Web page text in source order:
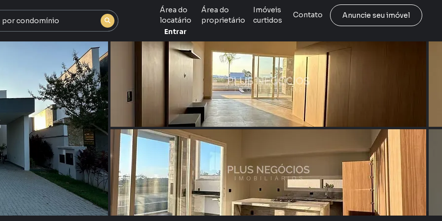
Área do
locatário
Área do
proprietário
Imóveis
curtidos
Contato
Anuncie seu imóvel
Entrar